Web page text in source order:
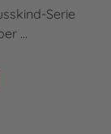
Serie
...